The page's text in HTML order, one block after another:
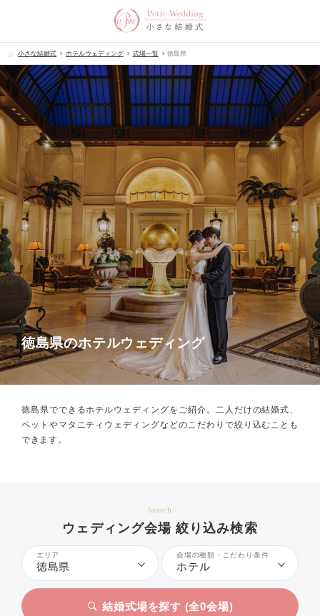
小さな結婚式 ホテルウェディング 式場一覧 徳島県
徳島県のホテルウェディング
徳島県でできるホテルウェディングをご紹介。 二人だけの結婚式、
ペットやマタニティウェディングなどのこだわりで絞り込むことも
できます。
Search
ウェディング会場 絞り込み検索
エリア
徳島県
会場の種類・こだわり条件
ホテル
結婚式場を探す (全0会場)